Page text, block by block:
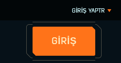
GİRİŞ YAPTR
GİRİŞ